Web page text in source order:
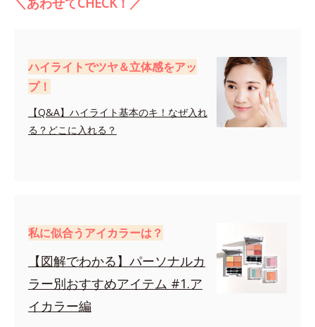
ハイライトでツヤ＆立体感をアッ
プ！
【Q&A】ハイライト基本のキ！なぜ入れ
る？どこに入れる？
私に似合うアイカラーは？
【図解でわかる】パーソナルカ
ラー別おすすめアイテム #1.ア
イカラー編